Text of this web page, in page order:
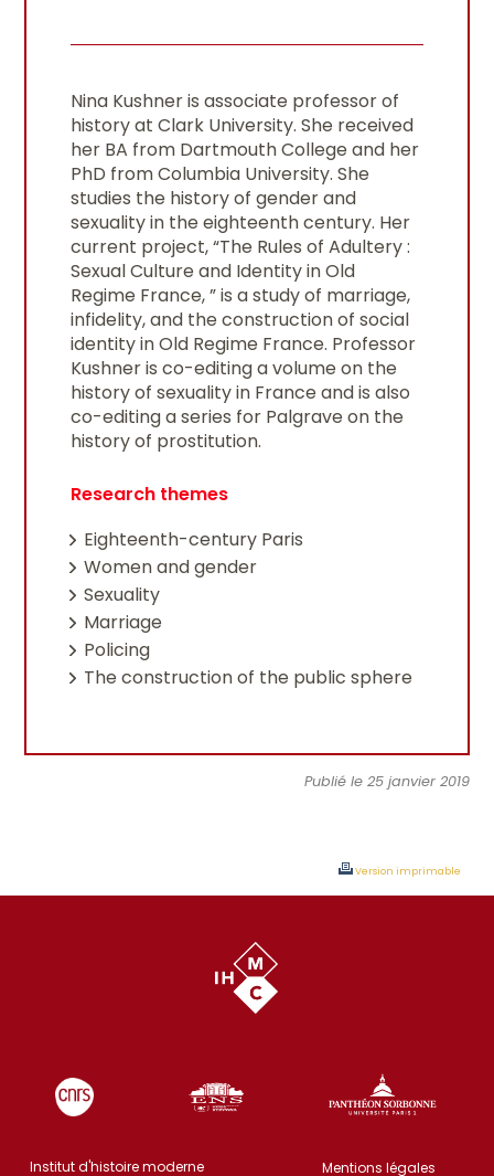
Nina Kushner is associate professor of
history at Clark University. She received
her BA from Dartmouth College and her
PhD from Columbia University. She
studies the history of gender and
sexuality in the eighteenth century. Her
current project, “The Rules of Adultery :
Sexual Culture and Identity in Old
Regime France, ” is a study of marriage,
infidelity, and the construction of social
identity in Old Regime France. Professor
Kushner is co-editing a volume on the
history of sexuality in France and is also
co-editing a series for Palgrave on the
history of prostitution.
Research themes
Eighteenth-century Paris
Women and gender
Sexuality
Marriage
Policing
The construction of the public sphere
Publié le 25 janvier 2019
Version imprimable
Institut d'histoire moderne Mentions légales